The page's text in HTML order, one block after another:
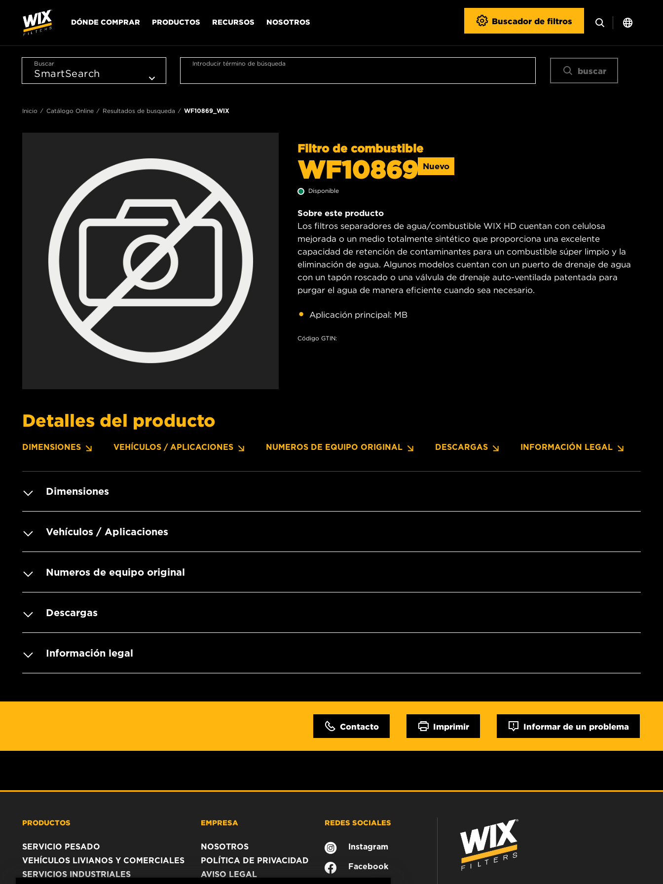
DÓNDE COMPRAR PRODUCTOS RECURSOS NOSOTROS Buscador de filtros
Buscar Introducir término de búsqueda
buscar
Inicio Catálogo Online Resultados de busqueda WF10869_WIX
Filtro de combustible
WF10869 Nuevo
Disponible
Sobre este producto
Los filtros separadores de agua/combustible WIX HD cuentan con celulosa
mejorada o un medio totalmente sintético que proporciona una excelente
capacidad de retención de contaminantes para un combustible súper limpio y la
eliminación de agua. Algunos modelos cuentan con un puerto de drenaje de agua
con un tapón roscado o una válvula de drenaje auto-ventilada patentada para
purgar el agua de manera eficiente cuando sea necesario.
Aplicación principal: MB
Código GTIN:
Detalles del producto
DIMENSIONES VEHÍCULOS / APLICACIONES NUMEROS DE EQUIPO ORIGINAL DESCARGAS INFORMACIÓN LEGAL
Dimensiones
Vehículos / Aplicaciones
Numeros de equipo original
Descargas
Información legal
Contacto Imprimir Informar de un problema
PRODUCTOS
SERVICIO PESADO
VEHÍCULOS LIVIANOS Y COMERCIALES
SERVICIOS INDUSTRIALES
EMPRESA
NOSOTROS
POLÍTICA DE PRIVACIDAD
AVISO LEGAL
REDES SOCIALES
Instagram
Facebook